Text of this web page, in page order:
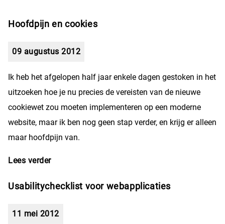
Hoofdpijn en cookies
09 augustus 2012
Ik heb het afgelopen half jaar enkele dagen gestoken in het
uitzoeken hoe je nu precies de vereisten van de nieuwe
cookiewet zou moeten implementeren op een moderne
website, maar ik ben nog geen stap verder, en krijg er alleen
maar hoofdpijn van.
Lees verderover Hoofdpijn en cookies
Usabilitychecklist voor webapplicaties
11 mei 2012